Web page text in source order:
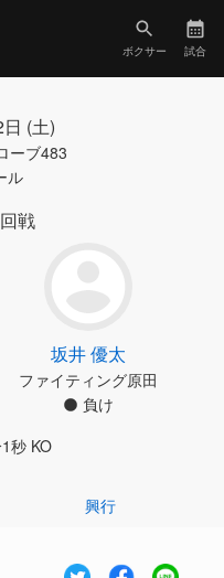
ボクサー 試合
(土)
ーブ483
ル
戦
坂井 優太
ファイティング原田
負け
秒 KO
興行